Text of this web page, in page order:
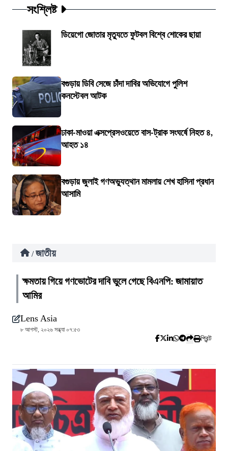
সংশ্লিষ্ট
ডিয়েগো জোতার মৃত্যুতে ফুটবল বিশ্বে শোকের ছায়া
বগুড়ায় ডিবি সেজে চাঁদা দাবির অভিযোগে পুলিশ
কনস্টেবল আটক
ঢাকা-মাওয়া এক্সপ্রেসওয়েতে বাস-ট্রাক সংঘর্ষে নিহত ৪,
আহত ১৪
বগুড়ায় জুলাই গণঅভ্যুত্থান মামলায় শেখ হাসিনা প্রধান
আসামি
/ জাতীয়
ক্ষমতায় গিয়ে গণভোটের দাবি ভুলে গেছে বিএনপি: জামায়াত
আমির
Lens Asia
৮ আগস্ট, ২০২৬ সন্ধ্যা ০৭:৫৩
প্রিন্ট